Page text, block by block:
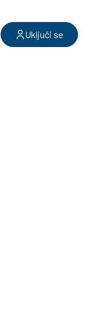
Uključi se